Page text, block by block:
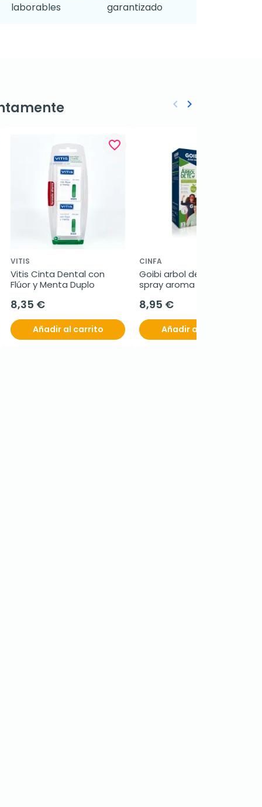
laborables
garantizado
favorite_border
VITIS
Vitis Cinta Dental con
Flúor y Menta Duplo
8,35 €
Añadir al carrito
CINFA
Goibi arbol de té protege
spray aroma manzana,
8,95 €
Añadir al carrito
Anterior
keyboard_arrow_left Siguiente
keyboard_arrow_right